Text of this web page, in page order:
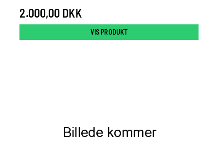
2.000,00 DKK
VIS PRODUKT